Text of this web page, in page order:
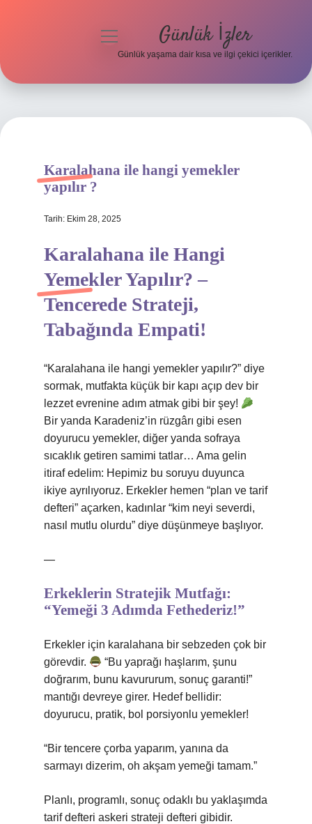
Hakkımızda
menüyü
Günlük İzler
Günlük yaşama dair kısa ve ilgi çekici içerikler.
Karalahana ile hangi yemekler
yapılır ?
Tarih: Ekim 28, 2025
Karalahana ile Hangi
Yemekler Yapılır? –
Tencerede Strateji,
Tabağında Empati!
“Karalahana ile hangi yemekler yapılır?” diye
sormak, mutfakta küçük bir kapı açıp dev bir
lezzet evrenine adım atmak gibi bir şey!
Bir yanda Karadeniz’in rüzgârı gibi esen
doyurucu yemekler, diğer yanda sofraya
sıcaklık getiren samimi tatlar… Ama gelin
itiraf edelim: Hepimiz bu soruyu duyunca
ikiye ayrılıyoruz. Erkekler hemen “plan ve tarif
defteri” açarken, kadınlar “kim neyi severdi,
nasıl mutlu olurdu” diye düşünmeye başlıyor.
—
Erkeklerin Stratejik Mutfağı:
“Yemeği 3 Adımda Fethederiz!”
Erkekler için karalahana bir sebzeden çok bir
görevdir.
“Bu yaprağı haşlarım, şunu
doğrarım, bunu kavururum, sonuç garanti!”
mantığı devreye girer. Hedef bellidir:
doyurucu, pratik, bol porsiyonlu yemekler!
“Bir tencere çorba yaparım, yanına da
sarmayı dizerim, oh akşam yemeği tamam.”
Planlı, programlı, sonuç odaklı bu yaklaşımda
tarif defteri askeri strateji defteri gibidir.